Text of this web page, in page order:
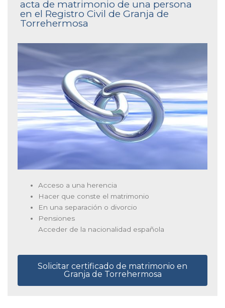
acta de matrimonio de una persona
en el Registro Civil de Granja de
Torrehermosa
Acceso a una herencia
Hacer que conste el matrimonio
En una separación o divorcio
Pensiones
Acceder de la nacionalidad española
Solicitar certificado de matrimonio en
Granja de Torrehermosa